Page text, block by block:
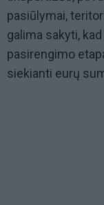
pasiūlymai,
galima sakyti,
pasirengimo
siekianti eurų